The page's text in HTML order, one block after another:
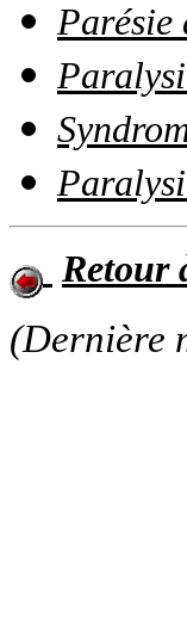
Parésie
Retour
(Dernière